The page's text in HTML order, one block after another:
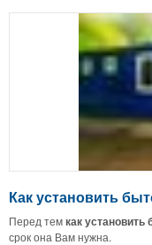
Как установить
Перед темкак установить
срок она Вам нужна.